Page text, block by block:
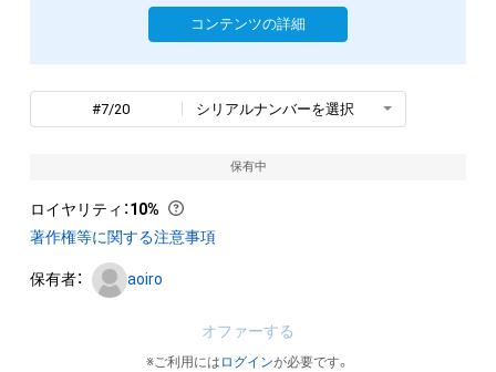
コンテンツの詳細
#7/20 シリアルナンバーを選択
保有中
ロイヤリティ ：10%
著作権等に関する注意事項
保有者： aoiro
オファーする
※ご利用には ログインが必要です。